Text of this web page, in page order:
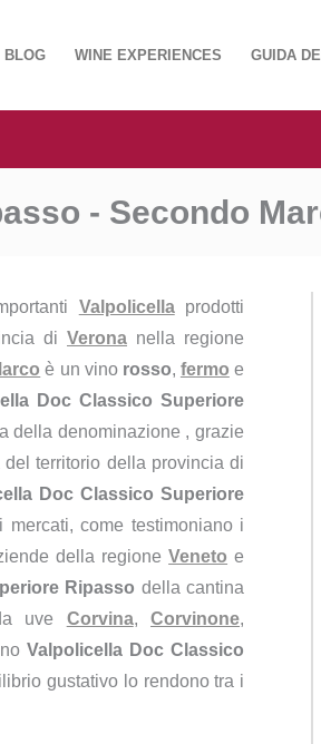
BLOG WINE EXPERIENCES GUIDA
- Secondo
Valpolicellaprodotti
di Verona nella regione
è un vino rosso, fermo e
Doc Classico Superiore
della denominazione , grazie
territorio della provincia di
Doc Classico Superiore
mercati, come testimoniano i
della regioneVeneto e
Ripasso della cantina
uve Corvina,Corvinone,
Valpolicella Doc Classico
gustativo lo rendono tra i